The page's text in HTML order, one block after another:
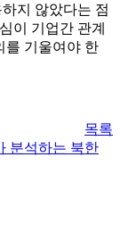
지 않았다는 점
이 기업간 관계
를 기울여야 한
목록
분석하는 북한